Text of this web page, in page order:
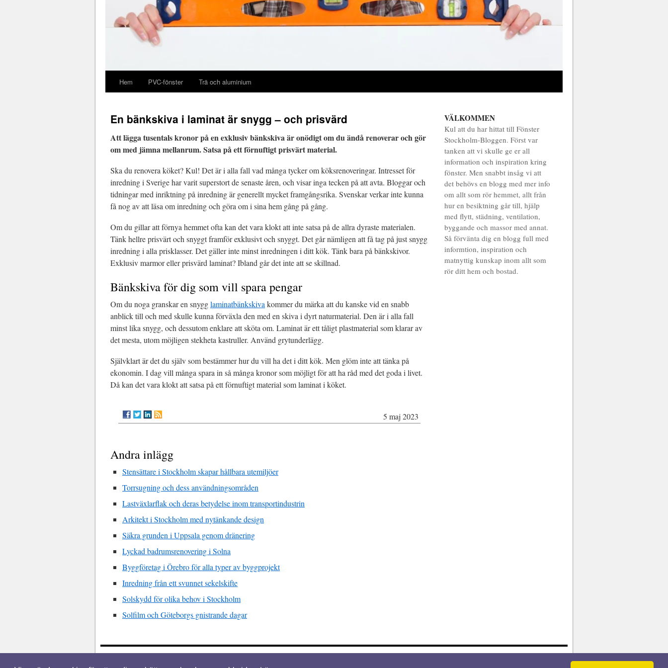
Hem PVC-fönster Trä och aluminium
En bänkskiva i laminat är snygg – och prisvärd
Att lägga tusentals kronor på en exklusiv bänkskiva är onödigt om du ändå renoverar och gör
om med jämna mellanrum. Satsa på ett förnuftigt prisvärt material.
Ska du renovera köket? Kul! Det är i alla fall vad många tycker om köksrenoveringar. Intresset för
inredning i Sverige har varit superstort de senaste åren, och visar inga tecken på att avta. Bloggar och
tidningar med inriktning på inredning är generellt mycket framgångsrika. Svenskar verkar inte kunna
få nog av att läsa om inredning och göra om i sina hem gång på gång.
Om du gillar att förnya hemmet ofta kan det vara klokt att inte satsa på de allra dyraste materialen.
Tänk hellre prisvärt och snyggt framför exklusivt och snyggt. Det går nämligen att få tag på just snygg
inredning i alla prisklasser. Det gäller inte minst inredningen i ditt kök. Tänk bara på bänkskivor.
Exklusiv marmor eller prisvärd laminat? Ibland går det inte att se skillnad.
Bänkskiva för dig som vill spara pengar
Om du noga granskar en snygglaminatbänkskiva kommer du märka att du kanske vid en snabb
anblick till och med skulle kunna förväxla den med en skiva i dyrt naturmaterial. Den är i alla fall
minst lika snygg, och dessutom enklare att sköta om. Laminat är ett tåligt plastmaterial som klarar av
det mesta, utom möjligen stekheta kastruller. Använd grytunderlägg.
Självklart är det du själv som bestämmer hur du vill ha det i ditt kök. Men glöm inte att tänka på
ekonomin. I dag vill många spara in så många kronor som möjligt för att ha råd med det goda i livet.
Då kan det vara klokt att satsa på ett förnuftigt material som laminat i köket.
5 maj 2023
Andra inlägg
Stensättare i Stockholm skapar hållbara utemiljöer
Torrsugning och dess användningsområden
Lastväxlarflak och deras betydelse inom transportindustrin
Arkitekt i Stockholm med nytänkande design
Säkra grunden i Uppsala genom dränering
Lyckad badrumsrenovering i Solna
Byggföretag i Örebro för alla typer av byggprojekt
Inredning från ett svunnet sekelskifte
Solskydd för olika behov i Stockholm
Solfilm och Göteborgs gnistrande dagar
VÄLKOMMEN
Kul att du har hittat till Fönster
Stockholm-Bloggen. Först var
tanken att vi skulle ge er all
information och inspiration kring
fönster. Men snabbt insåg vi att
det behövs en blogg med mer info
om allt som rör hemmet, allt från
hur en besiktning går till, hjälp
med flytt, städning, ventilation,
byggande och massor med annat.
Så förvänta dig en blogg full med
informtion, inspiration och
matnyttig kunskap inom allt som
rör ditt hem och bostad.
Design by: WordPress